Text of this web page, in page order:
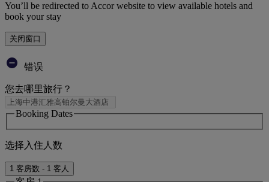
You’ll be redirected to Accor website to view available hotels and
book your stay
关闭窗口
错误
您去哪里旅行？
Booking Dates
选择入住人数
1 客房数 - 1 客人